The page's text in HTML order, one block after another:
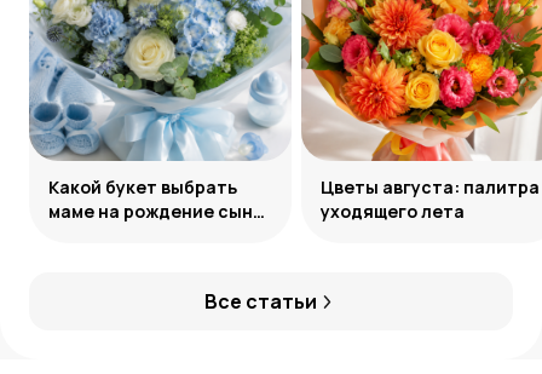
Все статьи
Какой букет выбрать
маме на рождение сына:
Цветы августа: палитра
уходящего лета